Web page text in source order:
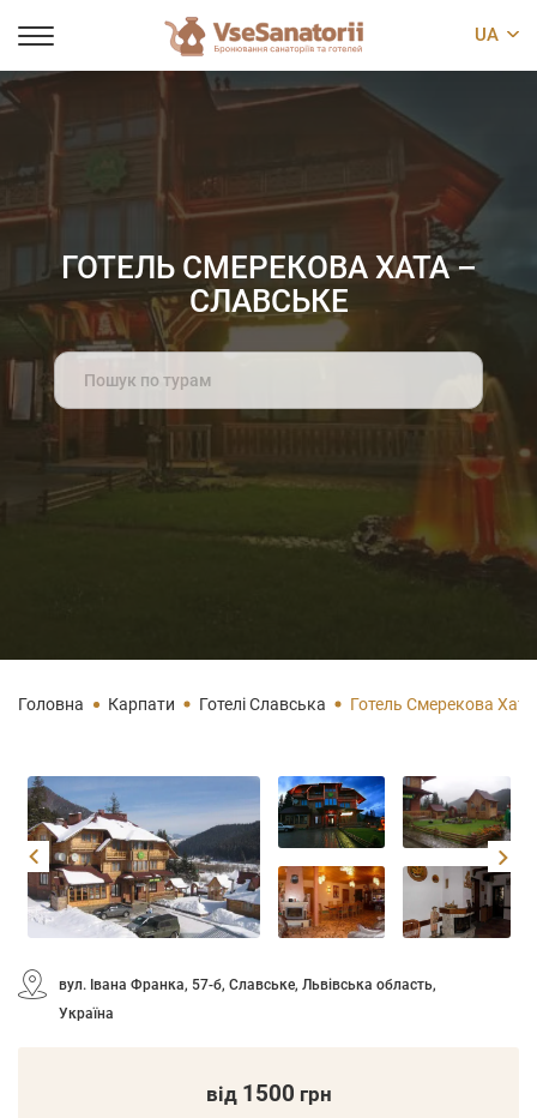
UA
ГОТЕЛЬ СМЕРЕКОВА ХАТА –
СЛАВСЬКЕ
Search
Головна Карпати Готелі Славська Готель Смерекова
вул. Івана Франка, 57-б, Славське, Львівська область,
Україна
від 1500 грн